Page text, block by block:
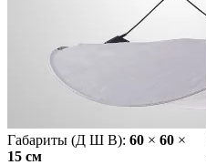
Габариты (Д Ш В): 60 × 60 ×
15 cм